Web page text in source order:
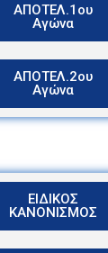
ΑΠΟΤΕΛ.1ου
Αγώνα
ΑΠΟΤΕΛ.2ου
Αγώνα
ΕΙΔΙΚΟΣ
ΚΑΝΟΝΙΣΜΟΣ